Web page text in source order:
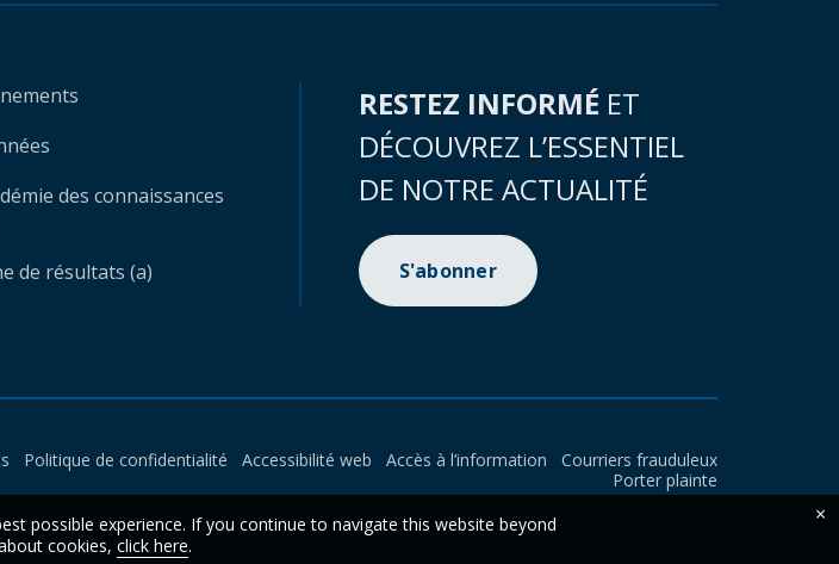
des connaissances
de résultats (a)
RESTEZ INFORMÉ ET
DÉCOUVREZ L’ESSENTIEL
DE NOTRE ACTUALITÉ
S'abonner
Politique de confidentialité Accessibilité web Accès à l’information
Courriers frauduleux
Porter plainte
possible experience. If you continue to navigate this website beyond
cookies, click here.
×